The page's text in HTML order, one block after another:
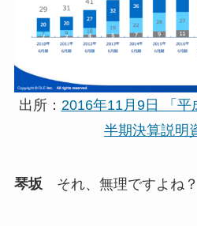
出所： 2016年11月9日 「
半期決算説明
琴坂 それ、無理ですよね？